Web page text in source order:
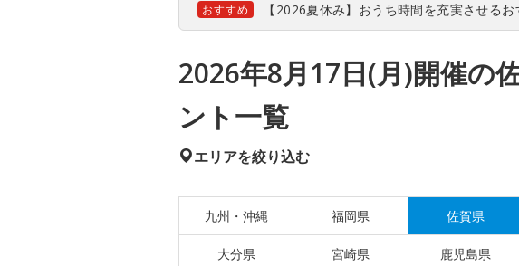
おすすめ 【2026夏休み】おうち時間を充実させる
2026年8月17日(月)開催の
ント一覧
エリアを絞り込む
九州・沖縄 福岡県 佐賀県
大分県 宮崎県 鹿児島県